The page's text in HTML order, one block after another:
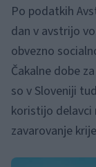
Po podatkih
dan v avstrijo
obvezno
Čakalne dobe
so v Sloveniji
koristijo
zavarovanje